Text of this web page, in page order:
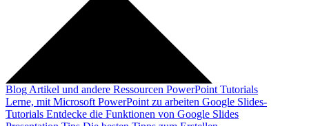
Blog Artikel und andere Ressourcen PowerPoint Tutorials
Lerne, mit Microsoft PowerPoint zu arbeiten Google Slides-
Tutorials Entdecke die Funktionen von Google Slides